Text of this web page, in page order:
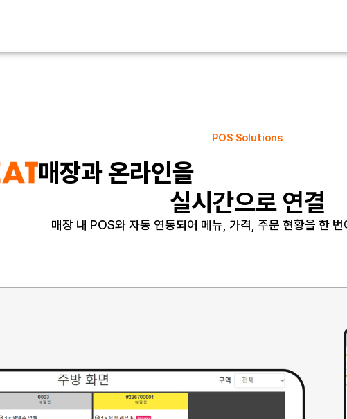
POS Solutions
매장과 온라인을
실시간으로 연결
매장 내 POS와 자동 연동되어 메뉴, 가격, 주문 현황을 한